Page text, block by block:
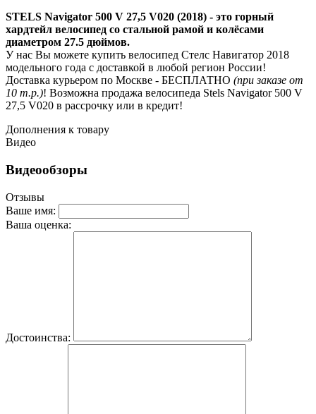
STELS Navigator 500 V 27,5 V020 (2018) - это горный
хардтейл велосипед со стальной рамой и колёсами
диаметром 27.5 дюймов.
У нас Вы можете купить велосипед Стелс Навигатор 2018
модельного года с доставкой в любой регион России!
Доставка курьером по Москве - БЕСПЛАТНО (при заказе от
10 т.р.)! Возможна продажа велосипеда Stels Navigator 500 V
27,5 V020 в рассрочку или в кредит!
Дополнения к товару
Видео
Видеообзоры
Отзывы
Ваше имя:
Ваша оценка:
Достоинства: